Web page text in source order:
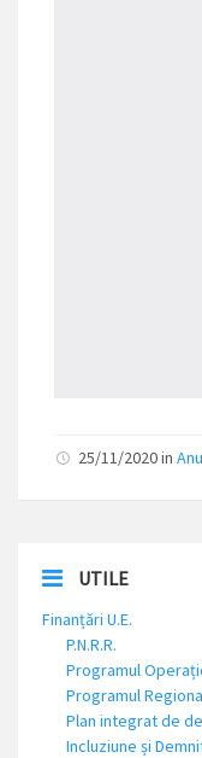
25/11/2020 in
UTILE
Finanțări U.E.
P.N.R.R.
Programul
Programul
Plan integrat de
Incluziune și